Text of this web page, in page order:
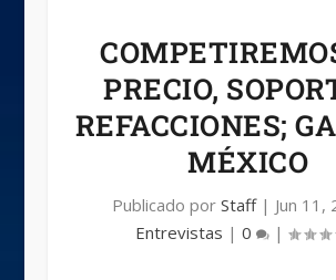
PRECIO,
REFACCIONES;
MÉXICO
Publicado por Staff| Jun 11,
Entrevistas | 0 |